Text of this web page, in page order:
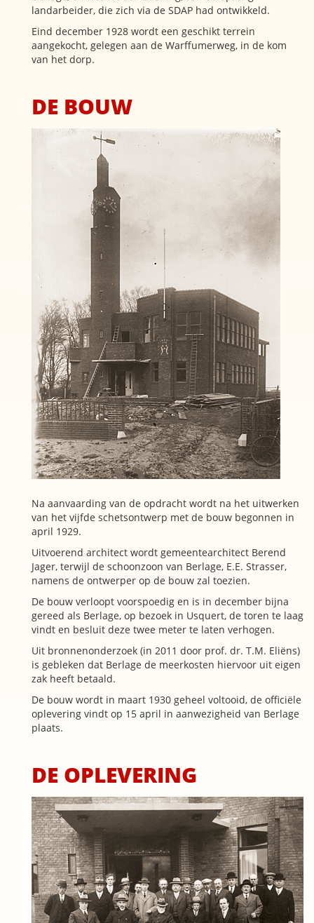
landarbeider, die zich via de SDAP had ontwikkeld.
Eind december 1928 wordt een geschikt terrein
aangekocht, gelegen aan de Warffumerweg, in de kom
van het dorp.
DE BOUW
Na aanvaarding van de opdracht wordt na het uitwerken
van het vijfde schetsontwerp met de bouw begonnen in
april 1929.
Uitvoerend architect wordt gemeentearchitect Berend
Jager, terwijl de schoonzoon van Berlage, E.E. Strasser,
namens de ontwerper op de bouw zal toezien.
De bouw verloopt voorspoedig en is in december bijna
gereed als Berlage, op bezoek in Usquert, de toren te laag
vindt en besluit deze twee meter te laten verhogen.
Uit bronnenonderzoek (in 2011 door prof. dr. T.M. Eliëns)
is gebleken dat Berlage de meerkosten hiervoor uit eigen
zak heeft betaald.
De bouw wordt in maart 1930 geheel voltooid, de officiële
oplevering vindt op 15 april in aanwezigheid van Berlage
plaats.
DE OPLEVERING